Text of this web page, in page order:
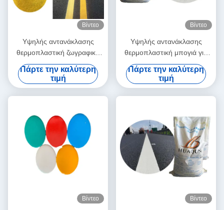
Βίντεο
Υψηλής αντανάκλασης
θερμοπλαστική ζωγραφική
οδικής σήμανσης με
γρήγορη ξήρανση και
προσαρμόσιμα χρώματα
Πάρτε την καλύτερη
τιμή
Βίντεο
Υψηλής αντανάκλασης
θερμοπλαστική μπογιά για
ανθεκτική και ανθεκτική στις
καιρικές συνθήκες οδική
σήμανση
Πάρτε την καλύτερη
τιμή
Βίντεο Βίντεο